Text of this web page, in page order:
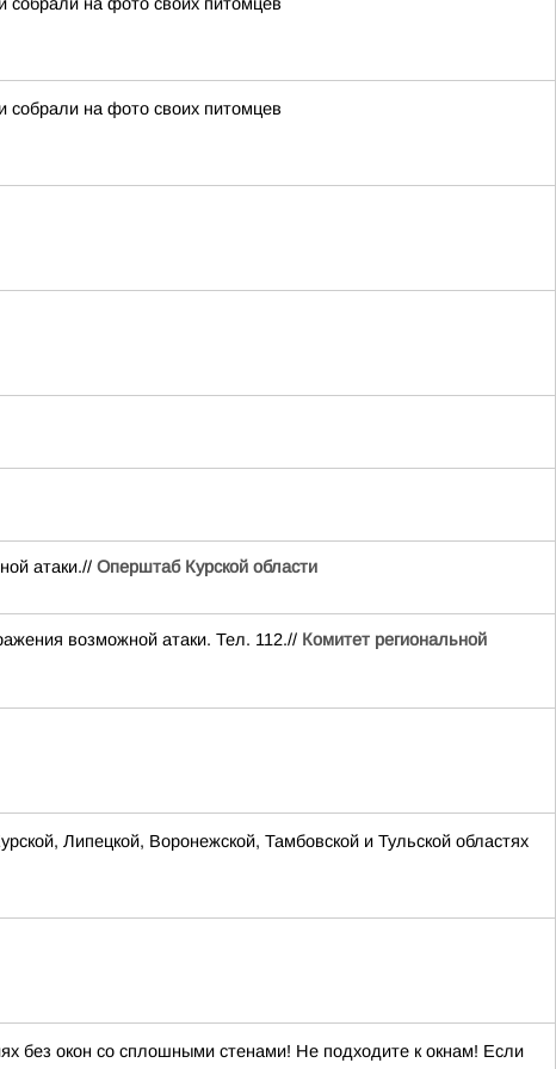
собрали на фото своих питомцев
атаки.// Оперштаб Курской области
возможной атаки. Тел. 112.// Комитет региональной
Липецкой, Воронежской, Тамбовской и Тульской областях
окон со сплошными стенами! Не подходите к окнам! Если